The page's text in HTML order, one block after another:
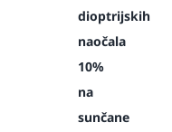
dioptrijskih
naočala
10%
na
sunčane